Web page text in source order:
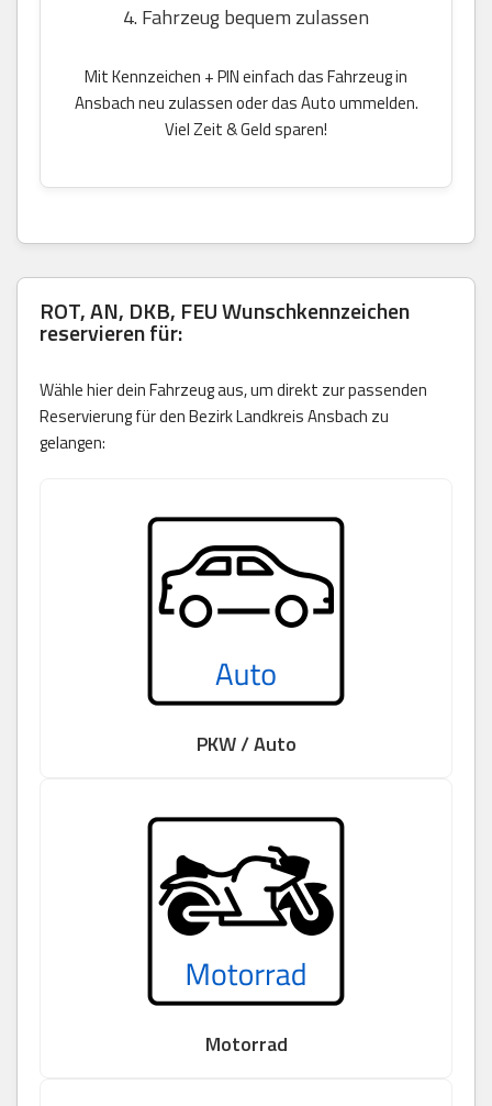
4. Fahrzeug bequem zulassen
Mit Kennzeichen + PIN einfach das Fahrzeug in
Ansbach neu zulassen oder das Auto ummelden.
Viel Zeit & Geld sparen!
ROT, AN, DKB, FEU Wunschkennzeichen
reservieren für:
Wähle hier dein Fahrzeug aus, um direkt zur passenden
Reservierung für den Bezirk Landkreis Ansbach zu
gelangen:
PKW / Auto
Motorrad